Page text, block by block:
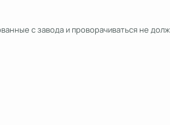
с завода и проворачиваться не